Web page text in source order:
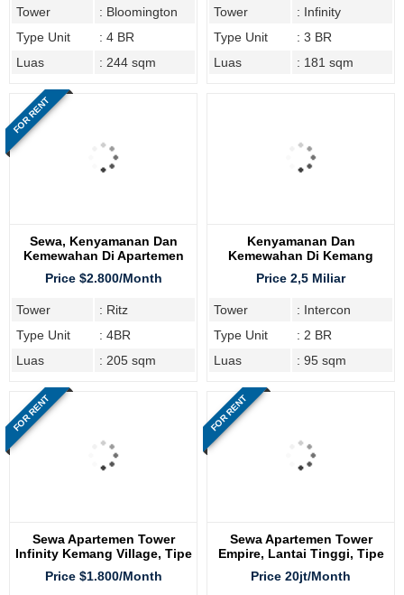
Tower
: Bloomington
Type Unit
: 4 BR
Luas
: 244 sqm
Tower
: Infinity
Type Unit
: 3 BR
Luas
: 181 sqm
FOR RENT
Sewa, Kenyamanan Dan
Kemewahan Di Apartemen
Kemang Village Tower Ritz
Price $2.800/Month
Tower
: Ritz
Type Unit
: 4BR
Luas
: 205 sqm
Kenyamanan Dan
Kemewahan Di Kemang
2BR
Price 2,5 Miliar
Tower
: Intercon
Type Unit
: 2 BR
Luas
: 95 sqm
FOR RENT
Sewa Apartemen Tower
Infinity Kemang Village, Tipe
Price $1.800/Month
FOR RENT
Sewa Apartemen Tower
Empire, Lantai Tinggi, Tipe
Price 20jt/Month